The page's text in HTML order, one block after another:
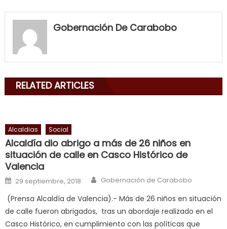
my
neighbor
mouth
will
smith
is
a
cuckold
milf
in
squirting,
Gobernación De Carabobo
RELATED ARTICLES
Alcaldias Social
Alcaldía dio abrigo a más de 26 niños en
situación de calle en Casco Histórico de
Valencia
Posted on
29 septiembre, 2018 Author
Gobernación de Carabobo
(Prensa Alcaldía de Valencia).- Más de 26 niños en situación
de calle fueron abrigados, tras un abordaje realizado en el
Casco Histórico, en cumplimiento con las políticas que